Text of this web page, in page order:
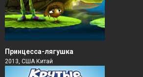
Принцесса-лягушка
2013, США Китай